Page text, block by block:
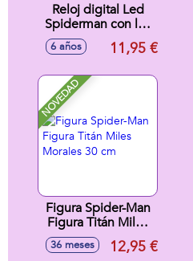
Reloj digital Led
Spiderman con luz
led y funciones.
3,5cm
6 años 11,95 €
NOVEDAD
Figura Spider-Man
Figura Titán Miles
Morales 30 cm
36 meses 12,95 €